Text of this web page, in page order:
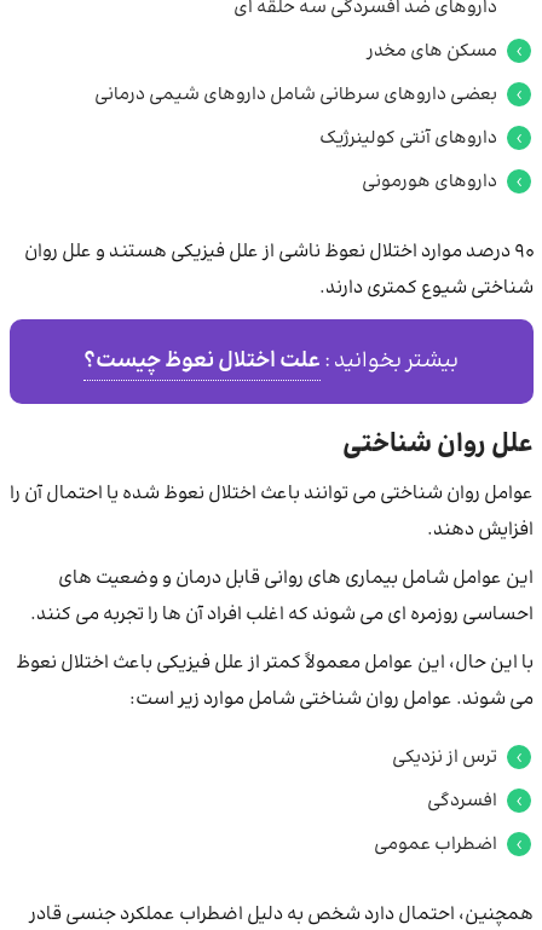
داروهای ضد افسردگی سه حلقه ای
مسکن های مخدر
بعضی داروهای سرطانی شامل داروهای شیمی درمانی
داروهای آنتی کولینرژیک
داروهای هورمونی
90 درصد موارد اختلال نعوظ ناشی از علل فیزیکی هستند و علل روان
شناختی شیوع کمتری دارند.
بیشتر بخوانید :علت اختلال نعوظ چیست؟
علل روان شناختی
عوامل روان شناختی می توانند باعث اختلال نعوظ شده یا احتمال آن را
افزایش دهند.
این عوامل شامل بیماری های روانی قابل درمان و وضعیت های
احساسی روزمره ای می شوند که اغلب افراد آن ها را تجربه می کنند.
با این حال، این عوامل معمولاً کمتر از علل فیزیکی باعث اختلال نعوظ
می شوند. عوامل روان شناختی شامل موارد زیر است:
ترس از نزدیکی
افسردگی
اضطراب عمومی
همچنین، احتمال دارد شخص به دلیل اضطراب عملکرد جنسی قادر